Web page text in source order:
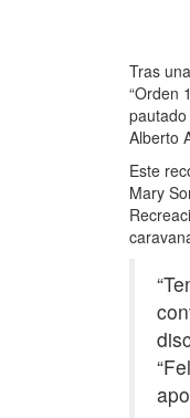
Tras
“Orden
Alberto
Este
Mary